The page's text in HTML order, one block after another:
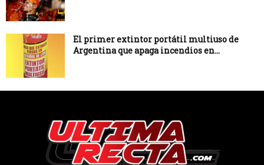
El primer extintor portátil multiuso de
Argentina que apaga incendios en...